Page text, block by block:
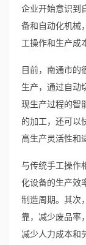
企业开始意识到
备和自动化机械
工操作和生产成
目前，南通市的
生产，通过自动
现生产过程的智
的加工，还可以
高生产灵活性和
与传统手工操作
化设备的生产效
制造周期。其次
靠，减少废品率
减少人力成本和